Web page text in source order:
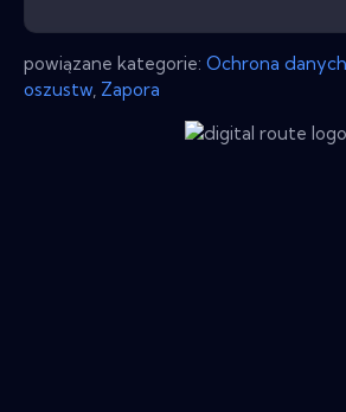
powiązane kategorie: Ochrona danych
oszustw Zapora